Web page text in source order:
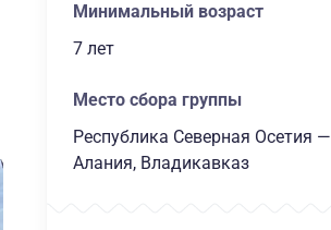
Минимальный возраст
7 лет
Место сбора группы
Республика Северная Осетия —
Алания, Владикавказ